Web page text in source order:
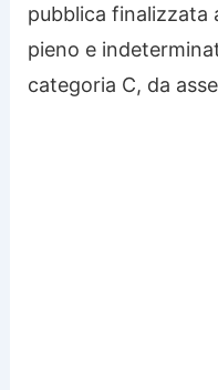
pubblica finalizzata
pieno e
categoria C, da